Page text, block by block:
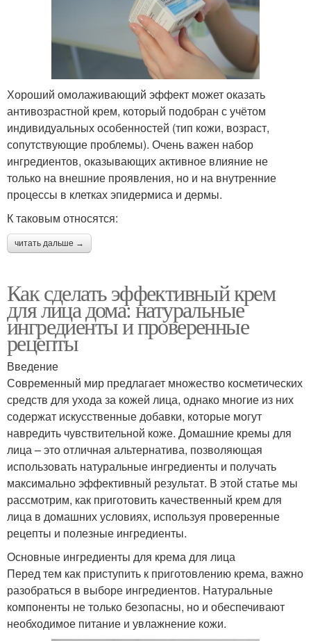
Хороший омолаживающий эффект может оказать
антивозрастной крем, который подобран с учётом
индивидуальных особенностей (тип кожи, возраст,
сопутствующие проблемы). Очень важен набор
ингредиентов, оказывающих активное влияние не
только на внешние проявления, но и на внутренние
процессы в клетках эпидермиса и дермы.
К таковым относятся:
читать дальше →
Как сделать эффективный крем
для лица дома: натуральные
ингредиенты и проверенные
рецепты
Введение
Современный мир предлагает множество косметических
средств для ухода за кожей лица, однако многие из них
содержат искусственные добавки, которые могут
навредить чувствительной коже. Домашние кремы для
лица – это отличная альтернатива, позволяющая
использовать натуральные ингредиенты и получать
максимально эффективный результат. В этой статье мы
рассмотрим, как приготовить качественный крем для
лица в домашних условиях, используя проверенные
рецепты и полезные ингредиенты.
Основные ингредиенты для крема для лица
Перед тем как приступить к приготовлению крема, важно
разобраться в выборе ингредиентов. Натуральные
компоненты не только безопасны, но и обеспечивают
необходимое питание и увлажнение кожи.